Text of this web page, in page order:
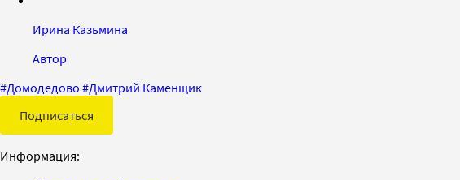
Ирина Казьмина
Автор
#Домодедово #Дмитрий Каменщик
Подписаться
Информация: